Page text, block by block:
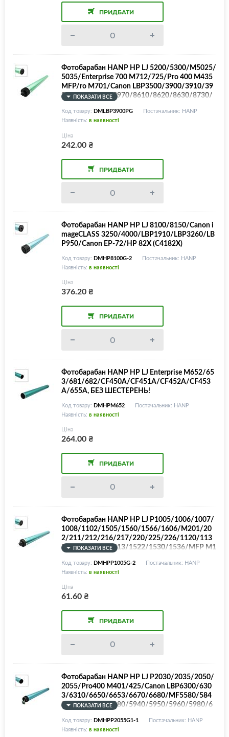
ПРИДБАТИ
Фотобарабан HANP HP LJ 5200/5300/M5025/
5035/Enterprise 700 M712/725/Pro 400 M435
MFP/ro M701/Canon LBP3500/3900/3910/39
20/3930/3950/3970/8610/8620/8630/8730/
Q7570A/Q7516A/CF214A/CZ192A
ПОКАЗАТИ ВСЕ
Код товару: DMLBP3900PG
Постачальник: HANP
Наявність: в наявності
Ціна
242.00₴
ПРИДБАТИ
Фотобарабан HANP HP LJ 8100/8150/Canon i
mageCLASS 3250/4000/LBP1910/LBP3260/LB
P950/Canon EP-72/HP 82X (C4182X)
Код товару: DMHP8100G-2
Постачальник: HANP
Наявність: в наявності
Ціна
376.20₴
ПРИДБАТИ
Фотобарабан HANP HP LJ Enterprise M652/65
3/681/682/CF450A/CF451A/CF452A/CF453
A/655A, БЕЗ ШЕСТЕРЕНЬ!
Код товару: DMHPM652
Постачальник: HANP
Наявність: в наявності
Ціна
264.00₴
ПРИДБАТИ
Фотобарабан HANP HP LJ P1005/1006/1007/
1008/1102/1505/1560/1566/1606/M201/20
2/211/212/216/217/220/225/226/1120/113
2/1136/1212/1213/1522/1530/1536/MFP M1
2/26/125/127/225/226/Canon LBP3010/302
0/3050/3100/3150/6000/6200/MF4410/443
0/4450/4550/4570/4580/4750/4820/4830/4
870/4890/CB435A/CB436A/CE278A/CE285
A/CF283A/Canon 712/725/726/728/737, BLU
E Color
ПОКАЗАТИ ВСЕ
Код товару: DMHPP1005G-2
Постачальник: HANP
Наявність: в наявності
Ціна
61.60₴
ПРИДБАТИ
Фотобарабан HANP HP LJ P2030/2035/2050/
2055/Pro400 M401/425/Canon LBP6300/630
3/6310/6650/6653/6670/6680/MF5580/584
0/5850/5870/5880/5940/5950/5960/5980/6
680/6780/iR1133/Image CLASS D1120/1150/
1170/1180/CE505A/CE505X/CF280A/Canon 7
19 + втулка і шестерня, BLUE Color
ПОКАЗАТИ ВСЕ
Код товару: DMHPP2055G1-1
Постачальник: HANP
Наявність: в наявності